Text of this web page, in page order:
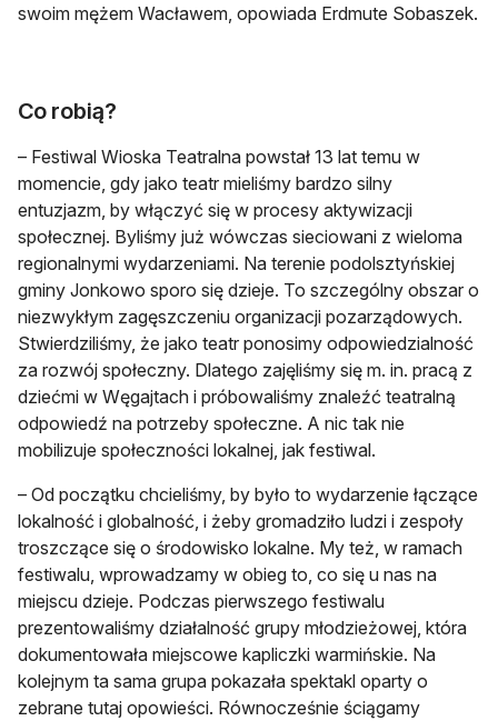
swoim mężem Wacławem, opowiada Erdmute Sobaszek.
Co robią?
– Festiwal Wioska Teatralna powstał 13 lat temu w
momencie, gdy jako teatr mieliśmy bardzo silny
entuzjazm, by włączyć się w procesy aktywizacji
społecznej. Byliśmy już wówczas sieciowani z wieloma
regionalnymi wydarzeniami. Na terenie podolsztyńskiej
gminy Jonkowo sporo się dzieje. To szczególny obszar o
niezwykłym zagęszczeniu organizacji pozarządowych.
Stwierdziliśmy, że jako teatr ponosimy odpowiedzialność
za rozwój społeczny. Dlatego zajęliśmy się m. in. pracą z
dziećmi w Węgajtach i próbowaliśmy znaleźć teatralną
odpowiedź na potrzeby społeczne. A nic tak nie
mobilizuje społeczności lokalnej, jak festiwal.
– Od początku chcieliśmy, by było to wydarzenie łączące
lokalność i globalność, i żeby gromadziło ludzi i zespoły
troszczące się o środowisko lokalne. My też, w ramach
festiwalu, wprowadzamy w obieg to, co się u nas na
miejscu dzieje. Podczas pierwszego festiwalu
prezentowaliśmy działalność grupy młodzieżowej, która
dokumentowała miejscowe kapliczki warmińskie. Na
kolejnym ta sama grupa pokazała spektakl oparty o
zebrane tutaj opowieści. Równocześnie ściągamy